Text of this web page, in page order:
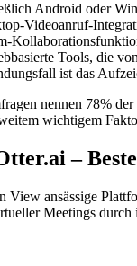
Android oder
Videoanruf-
Tools, die
ist das
nennen 78%
wichtigem
–
View ansässige
Meetings